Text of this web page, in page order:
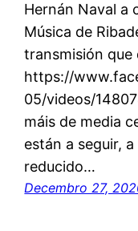
Hernán Naval a
Música de
transmisión que
https://
05/videos/
máis de media
están a seguir,
reducido…
Decembro 27,